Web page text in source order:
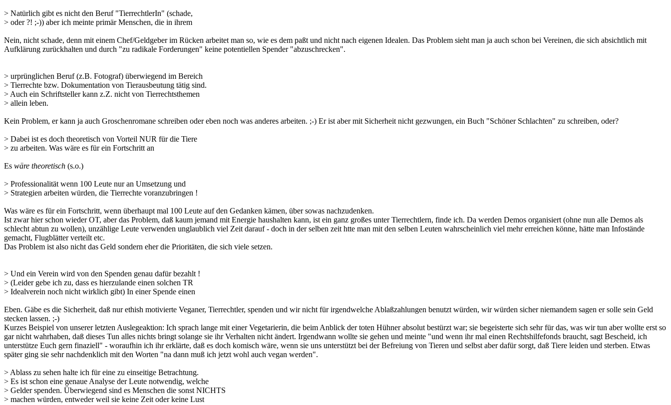
> Natürlich gibt es nicht den Beruf "TierrechtlerIn" (schade,
> oder ?! ;-)) aber ich meinte primär Menschen, die in ihrem
Nein, nicht schade, denn mit einem Chef/Geldgeber im Rücken arbeitet man so, wie es dem paßt und nicht nach eigenen Idealen. Das Problem sieht man ja auch schon bei Vereinen, die sich absichtlich mit
Aufklärung zurückhalten und durch "zu radikale Forderungen" keine potentiellen Spender "abzuschrecken".
> urprünglichen Beruf (z.B. Fotograf) überwiegend im Bereich
> Tierrechte bzw. Dokumentation von Tierausbeutung tätig sind.
> Auch ein Schriftsteller kann z.Z. nicht von Tierrechtsthemen
> allein leben.
Kein Problem, er kann ja auch Groschenromane schreiben oder eben noch was anderes arbeiten. ;-) Er ist aber mit Sicherheit nicht gezwungen, ein Buch "Schöner Schlachten" zu schreiben, oder?
> Dabei ist es doch theoretisch von Vorteil NUR für die Tiere
> zu arbeiten. Was wäre es für ein Fortschritt an
Es wäre theoretisch (s.o.)
> Professionalität wenn 100 Leute nur an Umsetzung und
> Strategien arbeiten würden, die Tierrechte voranzubringen !
Was wäre es für ein Fortschritt, wenn überhaupt mal 100 Leute auf den Gedanken kämen, über sowas nachzudenken.
Ist zwar hier schon wieder OT, aber das Problem, daß kaum jemand mit Energie haushalten kann, ist ein ganz großes unter Tierrechtlern, finde ich. Da werden Demos organisiert (ohne nun alle Demos als
schlecht abtun zu wollen), unzählige Leute verwenden unglaublich viel Zeit darauf - doch in der selben zeit htte man mit den selben Leuten wahrscheinlich viel mehr erreichen könne, hätte man Infostände
gemacht, Flugblätter verteilt etc.
Das Problem ist also nicht das Geld sondern eher die Prioritäten, die sich viele setzen.
> Und ein Verein wird von den Spenden genau dafür bezahlt !
> (Leider gebe ich zu, dass es hierzulande einen solchen TR
> Idealverein noch nicht wirklich gibt) In einer Spende einen
Eben. Gäbe es die Sicherheit, daß nur ethish motivierte Veganer, Tierrechtler, spenden und wir nicht für irgendwelche Ablaßzahlungen benutzt würden, wir würden sicher niemandem sagen er solle sein Geld
stecken lassen. ;-)
Kurzes Beispiel von unserer letzten Auslegeaktion: Ich sprach lange mit einer Vegetarierin, die beim Anblick der toten Hühner absolut bestürzt war; sie begeisterte sich sehr für das, was wir tun aber wollte erst so
gar nicht wahrhaben, daß dieses Tun alles nichts bringt solange sie ihr Verhalten nicht ändert. Irgendwann wollte sie gehen und meinte "und wenn ihr mal einen Rechtshilfefonds braucht, sagt Bescheid, ich
unterstütze Euch gern finaziell" - woraufhin ich ihr erklärte, daß es doch komisch wäre, wenn sie uns unterstützt bei der Befreiung von Tieren und selbst aber dafür sorgt, daß Tiere leiden und sterben. Etwas
später ging sie sehr nachdenklich mit den Worten "na dann muß ich jetzt wohl auch vegan werden".
> Ablass zu sehen halte ich für eine zu einseitige Betrachtung.
> Es ist schon eine genaue Analyse der Leute notwendig, welche
> Gelder spenden. Überwiegend sind es Menschen die sonst NICHTS
> machen würden, entweder weil sie keine Zeit oder keine Lust